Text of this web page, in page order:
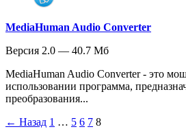
MediaHuman Audio Converter
Версия 2.0 — 40.7 Мб
MediaHuman Audio Converter - это
использовании программа,
преобразования...
← Назад 1 … 5 6 7 8